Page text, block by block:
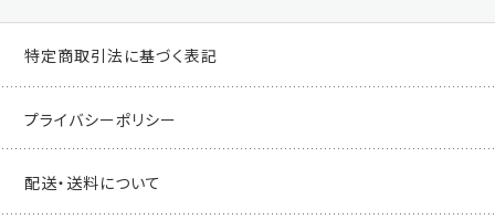
特定商取引法に基づく表記
プライバシーポリシー
配送・送料について